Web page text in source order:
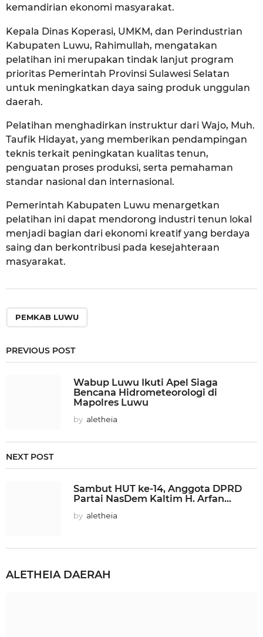
kemandirian ekonomi masyarakat.
Kepala Dinas Koperasi, UMKM, dan Perindustrian
Kabupaten Luwu, Rahimullah, mengatakan
pelatihan ini merupakan tindak lanjut program
prioritas Pemerintah Provinsi Sulawesi Selatan
untuk meningkatkan daya saing produk unggulan
daerah.
Pelatihan menghadirkan instruktur dari Wajo, Muh.
Taufik Hidayat, yang memberikan pendampingan
teknis terkait peningkatan kualitas tenun,
penguatan proses produksi, serta pemahaman
standar nasional dan internasional.
Pemerintah Kabupaten Luwu menargetkan
pelatihan ini dapat mendorong industri tenun lokal
menjadi bagian dari ekonomi kreatif yang berdaya
saing dan berkontribusi pada kesejahteraan
masyarakat.
PEMKAB LUWU
PREVIOUS POST
Wabup Luwu Ikuti Apel Siaga
Bencana Hidrometeorologi di
Mapolres Luwu
by aletheia
NEXT POST
Sambut HUT ke-14, Anggota DPRD
Partai NasDem Kaltim H. Arfan...
by aletheia
ALETHEIA DAERAH